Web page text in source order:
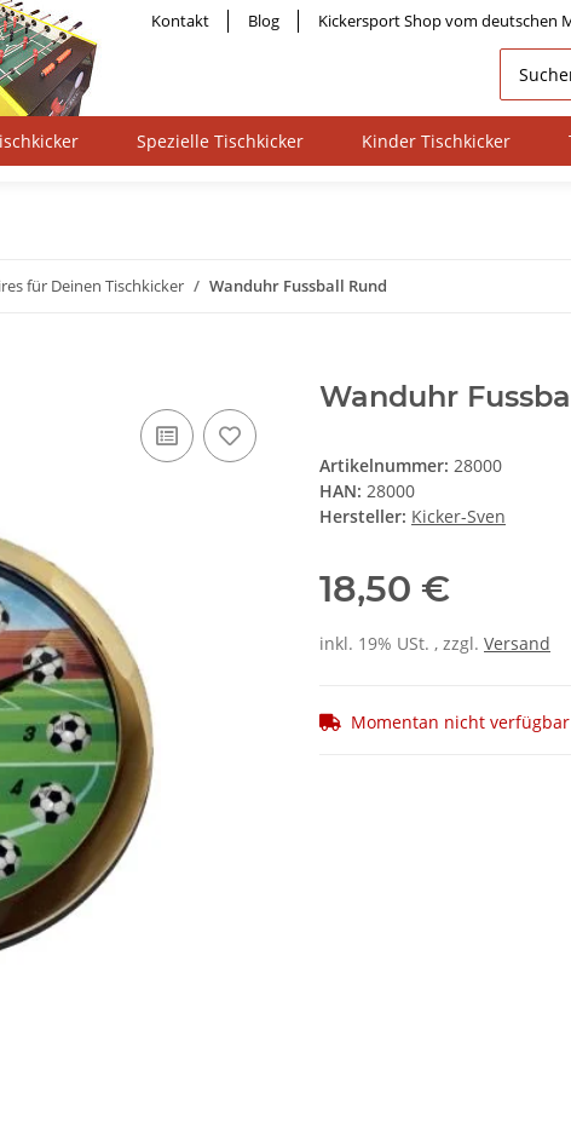
Kontakt Blog Kickersport Shop vom deutschen
Spezielle Tischkicker Kinder Tischkicker
für Deinen Tischkicker Wanduhr Fussball Rund
Wanduhr
Artikelnummer: 28000
HAN: 28000
Hersteller: Kicker-Sven
18,50 €
inkl. 19% USt. , zzgl. Versand
Momentan nicht verfügbar